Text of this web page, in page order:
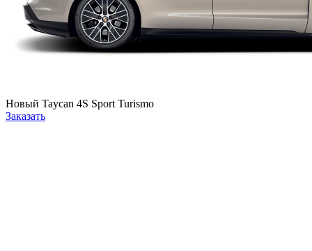
Новый Taycan 4S Sport Turismo
Заказать